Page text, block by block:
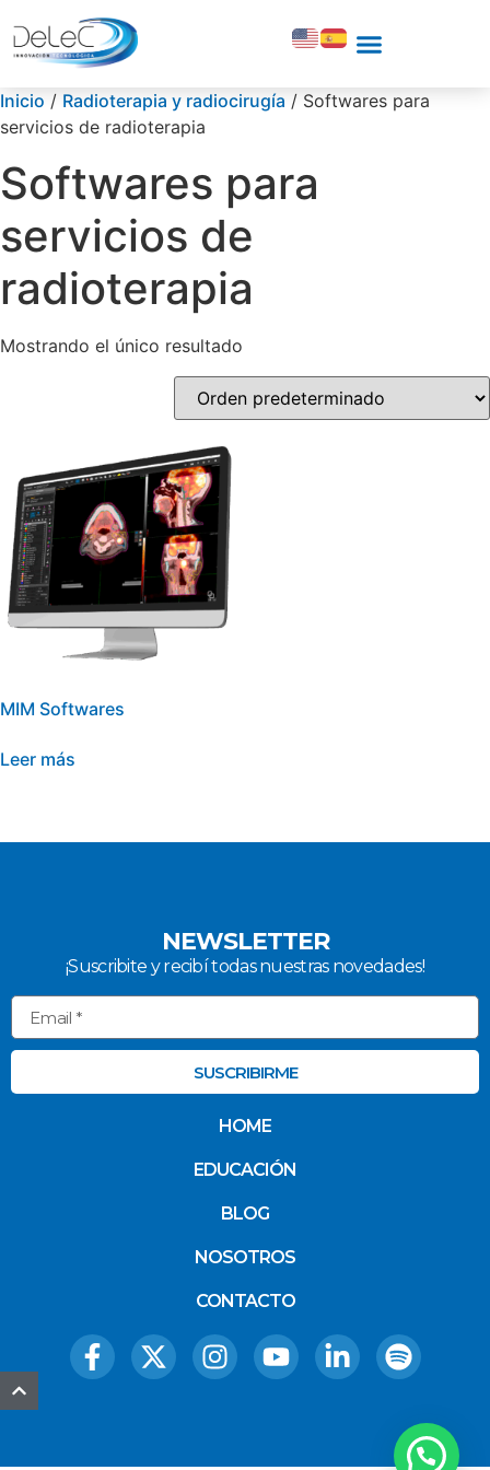
Inicio / Radioterapia y radiocirugía / Softwares para
servicios de radioterapia
Softwares para
servicios de
radioterapia
Mostrando el único resultado
MIM Softwares
Leer más
NEWSLETTER
¡Suscribite y recibí todas nuestras novedades!
SUSCRIBIRME
HOME
EDUCACIÓN
BLOG
NOSOTROS
CONTACTO